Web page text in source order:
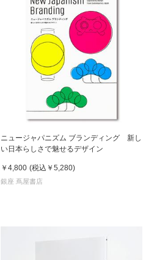
ニュージャパニズム ブランディング 新し
い日本らしさで魅せるデザイン
￥4,800 (税込 ￥5,280)
銀座 蔦屋書店